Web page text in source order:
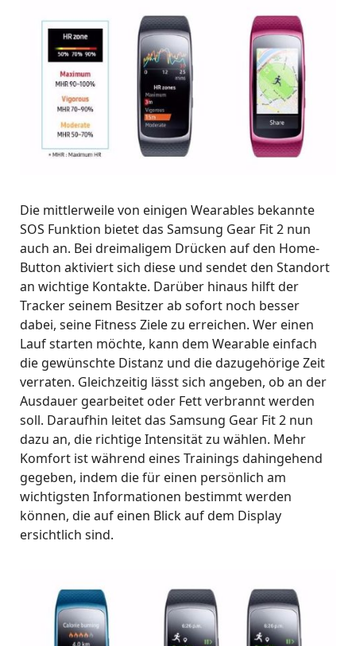
Die mittlerweile von einigen Wearables bekannte
SOS Funktion bietet das Samsung Gear Fit 2 nun
auch an. Bei dreimaligem Drücken auf den Home-
Button aktiviert sich diese und sendet den Standort
an wichtige Kontakte. Darüber hinaus hilft der
Tracker seinem Besitzer ab sofort noch besser
dabei, seine Fitness Ziele zu erreichen. Wer einen
Lauf starten möchte, kann dem Wearable einfach
die gewünschte Distanz und die dazugehörige Zeit
verraten. Gleichzeitig lässt sich angeben, ob an der
Ausdauer gearbeitet oder Fett verbrannt werden
soll. Daraufhin leitet das Samsung Gear Fit 2 nun
dazu an, die richtige Intensität zu wählen. Mehr
Komfort ist während eines Trainings dahingehend
gegeben, indem die für einen persönlich am
wichtigsten Informationen bestimmt werden
können, die auf einen Blick auf dem Display
ersichtlich sind.